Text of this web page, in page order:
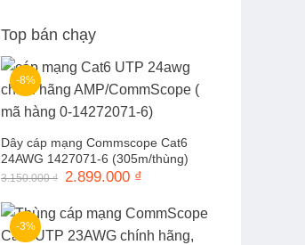
Top bán chạy
-8%
Dây cáp mạng Commscope Cat6
24AWG 1427071-6 (305m/thùng)
3.150.000₫
Giá
3.150.000 ₫.
2.899.000 ₫
là:
2.899.000 ₫.
-3%